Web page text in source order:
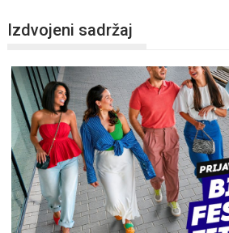
Izdvojeni sadržaj